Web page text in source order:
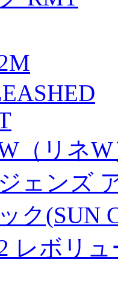
（リネ
ェンズ
ク(SUN
レボリ